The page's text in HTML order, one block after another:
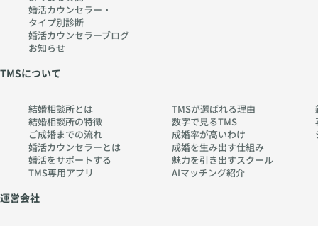
婚活カウンセラー・
タイプ別診断
婚活カウンセラーブログ
お知らせ
TMSについて
結婚相談所とは
結婚相談所の特徴
ご成婚までの流れ
婚活カウンセラーとは
婚活をサポートする
TMS専用アプリ
TMSが選ばれる理由
数字で見るTMS
成婚率が高いわけ
成婚を生み出す仕組み
魅力を引き出すスクール
AIマッチング紹介
運営会社